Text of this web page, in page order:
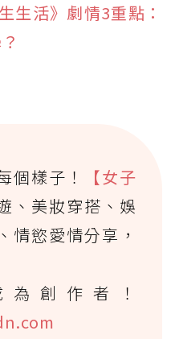
生活》劇情3重點：
個樣子！
【女子
、美妝穿搭、娛
情慾愛情分享，
創作者！